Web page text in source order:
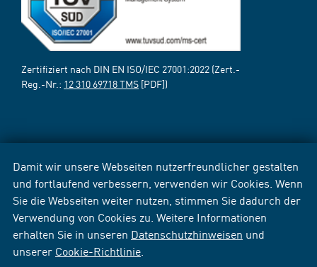
Damit wir unsere Webseiten nutzerfreundlicher gestalten
und fortlaufend verbessern, verwenden wir Cookies. Wenn
Sie die Webseiten weiter nutzen, stimmen Sie dadurch der
Verwendung von Cookies zu. Weitere Informationen
erhalten Sie in unseren Datenschutzhinweisen und
unserer Cookie-Richtlinie
Zertifiziert nach DIN EN ISO/IEC 27001:2022 (Zert.-
Reg.-Nr.: 12 310 69718 TMS [PDF])